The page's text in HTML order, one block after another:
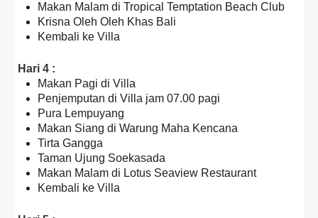
Makan Malam di Tropical Temptation Beach Club
Krisna Oleh Oleh Khas Bali
Kembali ke Villa
Hari 4 :
Makan Pagi di Villa
Penjemputan di Villa jam 07.00 pagi
Pura Lempuyang
Makan Siang di Warung Maha Kencana
Tirta Gangga
Taman Ujung Soekasada
Makan Malam di Lotus Seaview Restaurant
Kembali ke Villa